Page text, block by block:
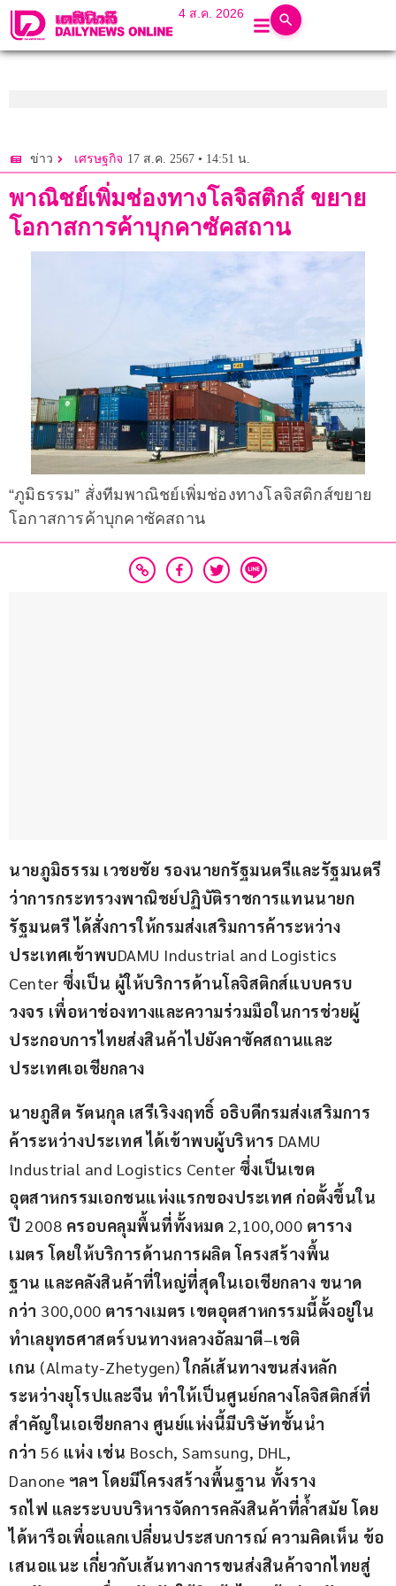
4 ส.ค. 2026
ข่าว เศรษฐกิจ 17 ส.ค. 2567 • 14:51 น.
พาณิชย์เพิ่มช่องทางโลจิสติกส์ ขยาย
โอกาสการค้าบุกคาซัคสถาน
“ภูมิธรรม” สั่งทีมพาณิชย์เพิ่มช่องทางโลจิสติกส์ขยาย
โอกาสการค้าบุกคาซัคสถาน
นายภูมิธรรม เวชยชัย รองนายกรัฐมนตรีและรัฐมนตรี
ว่าการกระทรวงพาณิชย์ปฏิบัติราชการแทนนายก
รัฐมนตรีได้สั่งการให้กรมส่งเสริมการค้าระหว่าง
ประเทศเข้าพบDAMU Industrial and Logistics
Center ซึ่งเป็น ผู้ให้บริการด้านโลจิสติกส์แบบครบ
วงจร เพื่อหาช่องทางและความร่วมมือในการช่วยผู้
ประกอบการไทยส่งสินค้าไปยังคาซัคสถานและ
ประเทศเอเชียกลาง
นายภูสิต รัตนกุล เสรีเริงงฤทธิ์ อธิบดีกรมส่งเสริมการ
ค้าระหว่างประเทศได้เข้าพบผู้บริหาร DAMU
Industrial and Logistics Center ซึ่งเป็นเขต
อุตสาหกรรมเอกชนแห่งแรกของประเทศ ก่อตั้งขึ้นใน
ปี 2008 ครอบคลุมพื้นที่ทั้งหมด 2,100,000 ตาราง
เมตร โดยให้บริการด้านการผลิตโครงสร้างพื้น
ฐาน และคลังสินค้าที่ใหญ่ที่สุดในเอเชียกลาง ขนาด
กว่า 300,000 ตารางเมตร เขตอุตสาหกรรมนี้ตั้งอยู่ใน
ทำเลยุทธศาสตร์บนทางหลวงอัลมาตี–เชติ
เกน (Almaty-Zhetygen) ใกล้เส้นทางขนส่งหลัก
ระหว่างยุโรปและจีน ทำให้เป็นศูนย์กลางโลจิสติกส์ที่
สำคัญในเอเชียกลาง ศูนย์แห่งนี้มีบริษัทชั้นนำ
กว่า 56 แห่ง เช่น Bosch, Samsung, DHL,
Danone ฯลฯ โดยมีโครงสร้างพื้นฐาน ทั้งราง
รถไฟ และระบบบริหารจัดการคลังสินค้าที่ล้ำสมัยโดย
ได้หารือเพื่อแลกเปลี่ยนประสบการณ์ ความคิดเห็น ข้อ
เสนอแนะ เกี่ยวกับเส้นทางการขนส่งสินค้าจากไทยสู่